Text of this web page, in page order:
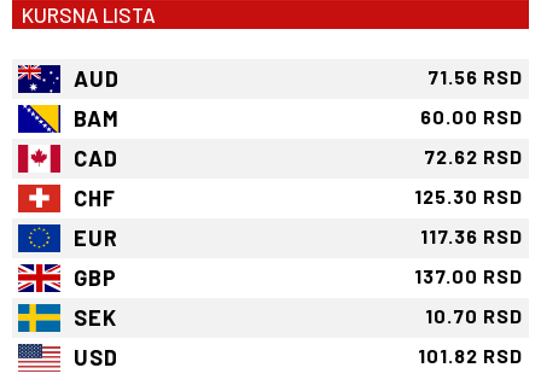
KURSNA LISTA
AUD 71.56 RSD
BAM 60.00 RSD
CAD 72.62 RSD
CHF 125.30 RSD
EUR 117.36 RSD
GBP 137.00 RSD
SEK 10.70 RSD
USD 101.82 RSD